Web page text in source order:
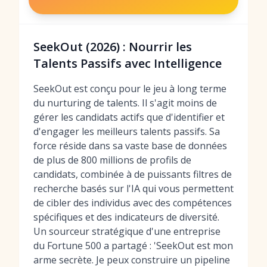
SeekOut (2026) : Nourrir les
Talents Passifs avec Intelligence
SeekOut est conçu pour le jeu à long terme
du nurturing de talents. Il s'agit moins de
gérer les candidats actifs que d'identifier et
d'engager les meilleurs talents passifs. Sa
force réside dans sa vaste base de données
de plus de 800 millions de profils de
candidats, combinée à de puissants filtres de
recherche basés sur l'IA qui vous permettent
de cibler des individus avec des compétences
spécifiques et des indicateurs de diversité.
Un sourceur stratégique d'une entreprise
du Fortune 500 a partagé : 'SeekOut est mon
arme secrète. Je peux construire un pipeline